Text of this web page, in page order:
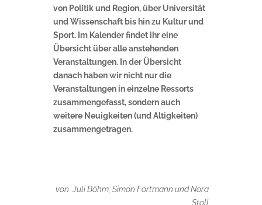
von Politik und Region, über Universität
und Wissenschaft bis hin zu Kultur und
Sport. Im Kalender findet ihr eine
Übersicht über alle anstehenden
Veranstaltungen. In der Übersicht
danach haben wir nicht nur die
Veranstaltungen in einzelne Ressorts
zusammengefasst, sondern auch
weitere Neuigkeiten (und Altigkeiten)
zusammengetragen.
von Juli Böhm, Simon Fortmann und Nora
Stoll